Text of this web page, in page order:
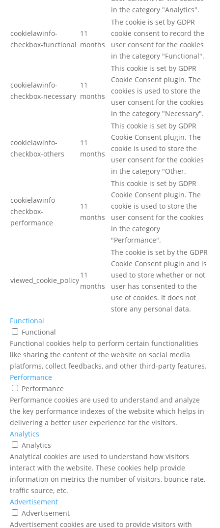
in the category "Analytics".
cookielawinfo-
checkbox-functional
11
months
The cookie is set by GDPR
cookie consent to record the
user consent for the cookies
in the category "Functional".
cookielawinfo-
checkbox-necessary
11
months
This cookie is set by GDPR
Cookie Consent plugin. The
cookies is used to store the
user consent for the cookies
in the category "Necessary".
cookielawinfo-
checkbox-others
11
months
This cookie is set by GDPR
Cookie Consent plugin. The
cookie is used to store the
user consent for the cookies
in the category "Other.
cookielawinfo-
checkbox-
performance
11
months
This cookie is set by GDPR
Cookie Consent plugin. The
cookie is used to store the
user consent for the cookies
in the category
"Performance".
viewed_cookie_policy
11
months
The cookie is set by the GDPR
Cookie Consent plugin and is
used to store whether or not
user has consented to the
use of cookies. It does not
store any personal data.
Functional
Functional
Functional cookies help to perform certain functionalities
like sharing the content of the website on social media
platforms, collect feedbacks, and other third-party features.
Performance
Performance
Performance cookies are used to understand and analyze
the key performance indexes of the website which helps in
delivering a better user experience for the visitors.
Analytics
Analytics
Analytical cookies are used to understand how visitors
interact with the website. These cookies help provide
information on metrics the number of visitors, bounce rate,
traffic source, etc.
Advertisement
Advertisement
Advertisement cookies are used to provide visitors with